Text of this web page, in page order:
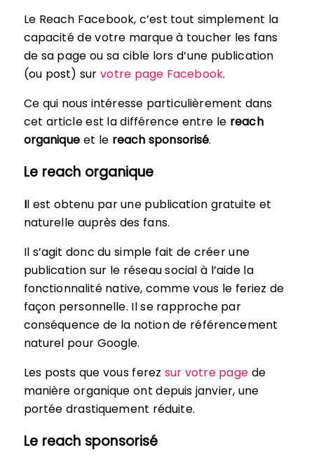
Le Reach Facebook, c’est tout simplement la
capacité de votre marque à toucher les fans
de sa page ou sa cible lors d’une publication
(ou post) survotre page Facebook.
Ce qui nous intéresse particulièrement dans
cet article est la différence entre le reach
organiqueet le reach sponsorisé.
Le reach organique
Il est obtenu par une publication gratuite et
naturelle auprès des fans.
Il s’agit donc du simple fait de créer une
publication sur le réseau social à l’aide la
fonctionnalité native, comme vous le feriez de
façon personnelle. Il se rapproche par
conséquence de la notion de référencement
naturel pour Google.
Les posts que vous ferez sur votre pagede
manière organique ont depuis janvier, une
portée drastiquement réduite.
Le reach sponsorisé